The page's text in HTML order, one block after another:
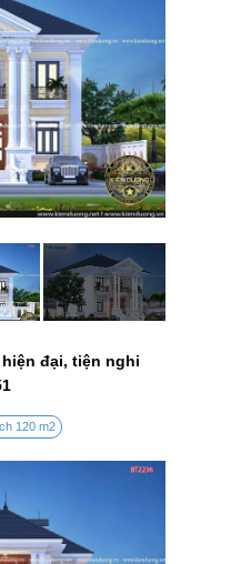
đại, tiện nghi
120 m2